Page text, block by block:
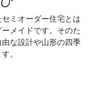
ミオーダー住宅とは
メイドです。そのた
な設計や山形の四季
。